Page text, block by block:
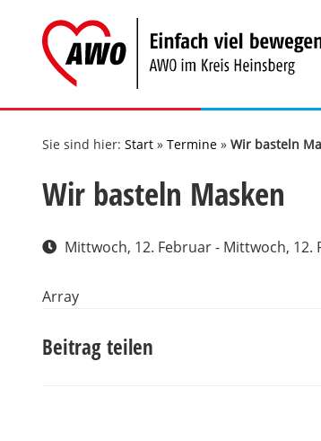
springen
Sie sind hier: Start » Termine » Wir basteln
Wir basteln Masken
Mittwoch, 12. Februar - Mittwoch, 12.
Array
Beitrag teilen